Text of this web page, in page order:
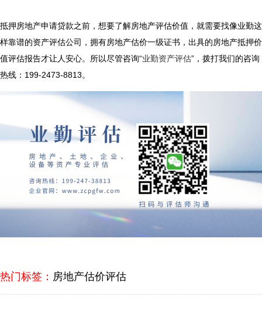
抵押房地产申请贷款之前，想要了解房地产评估价值，就需要找像业勤这
样靠谱的资产评估公司，拥有房地产估价一级证书，出具的房地产抵押价
值评估报告才让人安心。所以尽管咨询“业勤资产评估”，拨打我们的咨询
热线：199-2473-8813。
热门标签： 房地产估价评估